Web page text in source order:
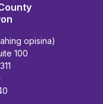
opisina)
100